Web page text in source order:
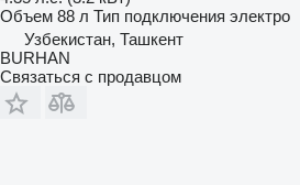
Объем 88 л Тип подключения электро
Узбекистан, Ташкент
BURHAN
Связаться с продавцом